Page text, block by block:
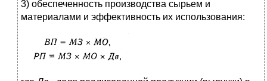
3) обеспеченность производства сырьем и
материалами и эффективность их использования: